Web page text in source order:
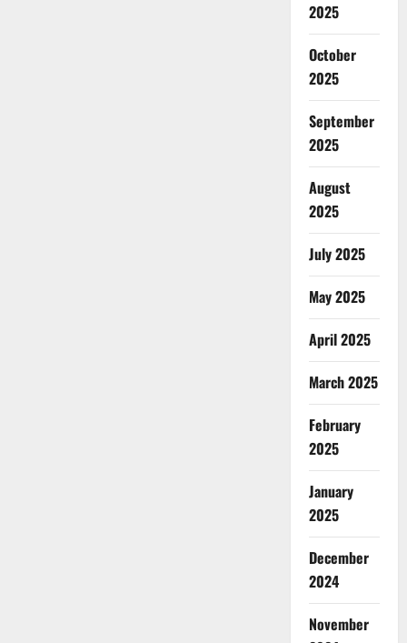
2025
October
2025
September
2025
August
2025
July 2025
May 2025
April 2025
March 2025
February
2025
January
2025
December
2024
November